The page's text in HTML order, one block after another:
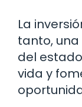
La
tanto,
del
vida y